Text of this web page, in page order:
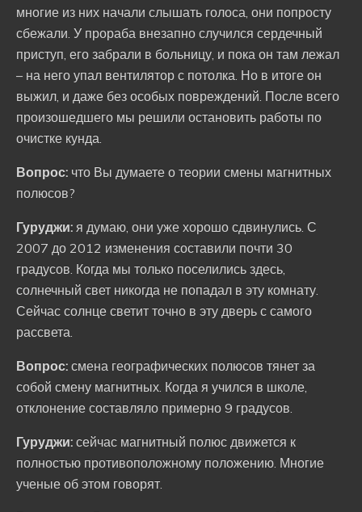
многие из них начали слышать голоса, они попросту
сбежали. У прораба внезапно случился сердечный
приступ, его забрали в больницу, и пока он там лежал
– на него упал вентилятор с потолка. Но в итоге он
выжил, и даже без особых повреждений. После всего
произошедшего мы решили остановить работы по
очистке кунда.
Вопрос: что Вы думаете о теории смены магнитных
полюсов?
Гуруджи: я думаю, они уже хорошо сдвинулись. С
2007 до 2012 изменения составили почти 30
градусов. Когда мы только поселились здесь,
солнечный свет никогда не попадал в эту комнату.
Сейчас солнце светит точно в эту дверь с самого
рассвета.
Вопрос: смена географических полюсов тянет за
собой смену магнитных. Когда я учился в школе,
отклонение составляло примерно 9 градусов.
Гуруджи: сейчас магнитный полюс движется к
полностью противоположному положению. Многие
ученые об этом говорят.